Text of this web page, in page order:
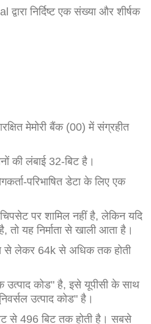
निर्दिष्ट एक संख्या और शीर्षक
मेमोरी बैंक (00) में संग्रहीत
की लंबाई 32-बिट है।
परिभाषित डेटा के लिए एक
पर शामिल नहीं है, लेकिन यदि
तो यह निर्माता से खाली आता है।
से लेकर 64k से अधिक तक होती
उत्पाद कोड" है, इसे यूपीसी के साथ
उत्पाद कोड" है।
से 496 बिट तक होती है। सबसे